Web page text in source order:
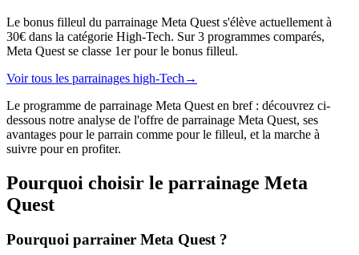
Le bonus filleul du parrainage Meta Quest s'élève actuellement à
30€ dans la catégorie High-Tech. Sur 3 programmes comparés,
Meta Quest se classe 1er pour le bonus filleul.
Voir tous les parrainages high-Tech →
Le programme de parrainage Meta Quest en bref : découvrez ci-
dessous notre analyse de l'offre de parrainage Meta Quest, ses
avantages pour le parrain comme pour le filleul, et la marche à
suivre pour en profiter.
Pourquoi choisir le parrainage Meta
Quest
Pourquoi parrainer Meta Quest ?